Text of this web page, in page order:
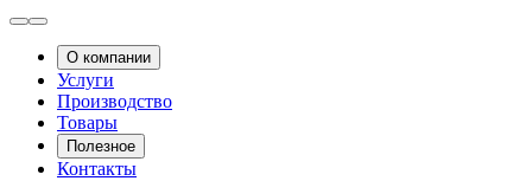
О компании
Услуги
Производство
Товары
Полезное
Контакты